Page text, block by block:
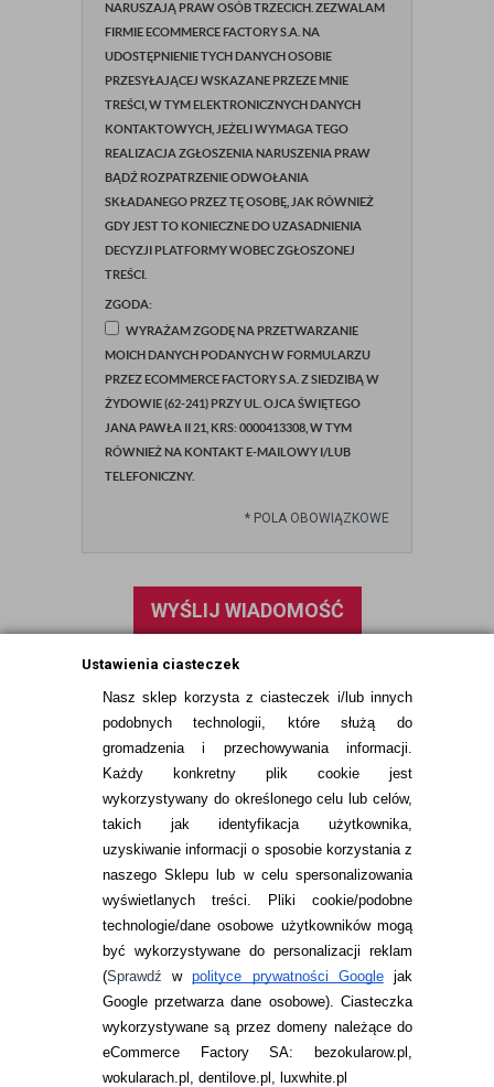
Ustawienia ciasteczek
Nasz sklep korzysta z ciasteczek i/lub innych
podobnych technologii, które służą do
gromadzenia i przechowywania informacji.
Każdy konkretny plik cookie jest
wykorzystywany do określonego celu lub celów,
takich jak identyfikacja użytkownika,
uzyskiwanie informacji o sposobie korzystania z
naszego Sklepu lub w celu spersonalizowania
wyświetlanych treści.
Pliki cookie/podobne
technologie/dane osobowe użytkowników mogą
być wykorzystywane do personalizacji reklam
(Sprawdźwpolityce prywatności Googlejak
Google przetwarza dane osobowe). Ciasteczka
wykorzystywane są przez domeny należące do
eCommerce Factory SA: bezokularow.pl,
wokularach.pl, dentilove.pl, luxwhite.pl
NARUSZAJĄ PRAW OSÓB TRZECICH. ZEZWALAM
FIRMIE ECOMMERCE FACTORY S.A. NA
UDOSTĘPNIENIE TYCH DANYCH OSOBIE
PRZESYŁAJĄCEJ WSKAZANE PRZEZE MNIE
TREŚCI, W TYM ELEKTRONICZNYCH DANYCH
KONTAKTOWYCH, JEŻELI WYMAGA TEGO
REALIZACJA ZGŁOSZENIA NARUSZENIA PRAW
BĄDŹ ROZPATRZENIE ODWOŁANIA
SKŁADANEGO PRZEZ TĘ OSOBĘ, JAK RÓWNIEŻ
GDY JEST TO KONIECZNE DO UZASADNIENIA
DECYZJI PLATFORMY WOBEC ZGŁOSZONEJ
TREŚCI.
ZGODA:
WYRAŻAM ZGODĘ NA PRZETWARZANIE
MOICH DANYCH PODANYCH W FORMULARZU
PRZEZ ECOMMERCE FACTORY S.A. Z SIEDZIBĄ W
ŻYDOWIE (62-241) PRZY UL. OJCA ŚWIĘTEGO
JANA PAWŁA II 21, KRS: 0000413308, W TYM
RÓWNIEŻ NA KONTAKT E-MAILOWY I/LUB
TELEFONICZNY.
* POLA OBOWIĄZKOWE
WYŚLIJ WIADOMOŚĆ
INFORMACJE KONTAKTOWE
JAK ZAMAWIAĆ?
ZWROTY I REKLAMACJA
WARUNKI ZAKUPÓW